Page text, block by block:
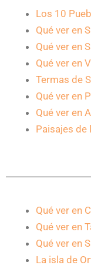
Los 10
Qué ver en
Qué ver en
Qué ver en
Termas de
Qué ver en
Qué ver en
Paisajes de
Qué ver en
Qué ver en
Qué ver en
La isla de